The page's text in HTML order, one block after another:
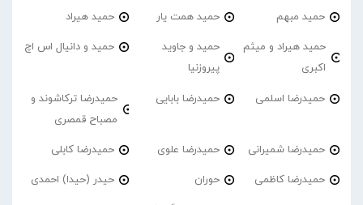
حمید مبهم حمید همت یار حمید هیراد
حمید هیراد و میثم
اکبری
حمید و جاوید
پیروزنیا
حمید و دانیال اس اچ
حمیدرضا اسلمی حمیدرضا بابایی
حمیدرضا ترکاشوند و
مصباح قمصری
حمیدرضا شمیرانی حمیدرضا علوی حمیدرضا کابلی
حمیدرضا کاظمی حوران حیدر (حیدا) احمدی